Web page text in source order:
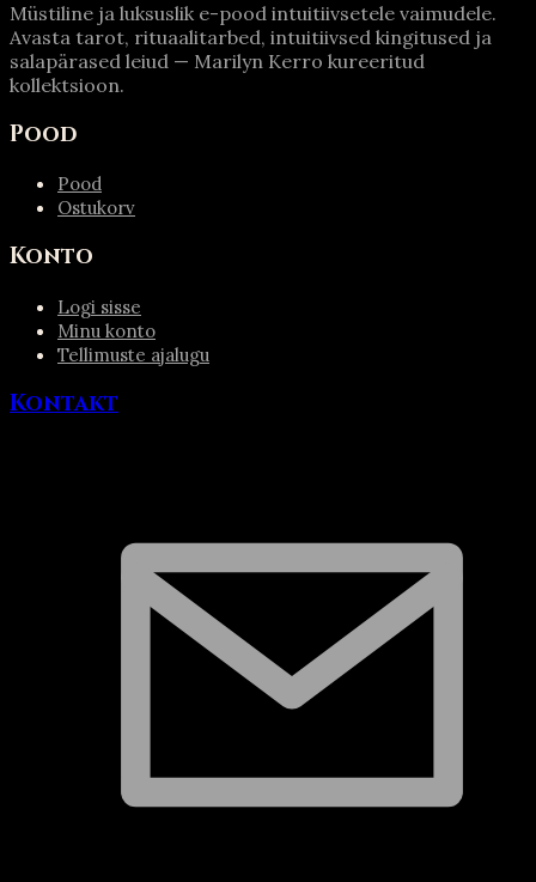
Müstiline ja luksuslik e-pood intuitiivsetele vaimudele.
Avasta tarot, rituaalitarbed, intuitiivsed kingitused ja
salapärased leiud — Marilyn Kerro kureeritud
kollektsioon.
Pood
Pood
Ostukorv
Konto
Logi sisse
Minu konto
Tellimuste ajalugu
Kontakt